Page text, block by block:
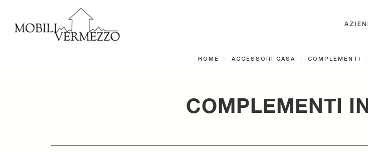
HOME - ACCESSORI CASA - COMPLEMENTI
COMPLEMENTI